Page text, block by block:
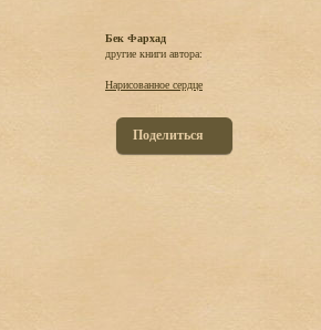
Бек Фархад
другие книги автора:
Нарисованное сердце
Поделиться